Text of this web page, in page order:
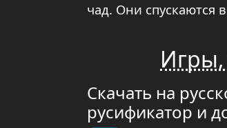
чад. Они спускаются
Скачать на
русификатор и